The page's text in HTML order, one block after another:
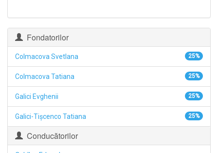
Fondatorilor
Colmacova Svetlana 25%
Colmacova Tatiana 25%
Galici Evghenii 25%
Galici-Tişcenco Tatiana 25%
Conducătorilor